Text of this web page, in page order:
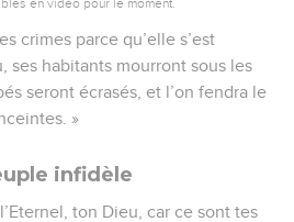
crimes parce qu’elle s’est
ses habitants mourront sous les
seront écrasés, et l’on fendra le
»
infidèle
ton Dieu, car ce sont tes